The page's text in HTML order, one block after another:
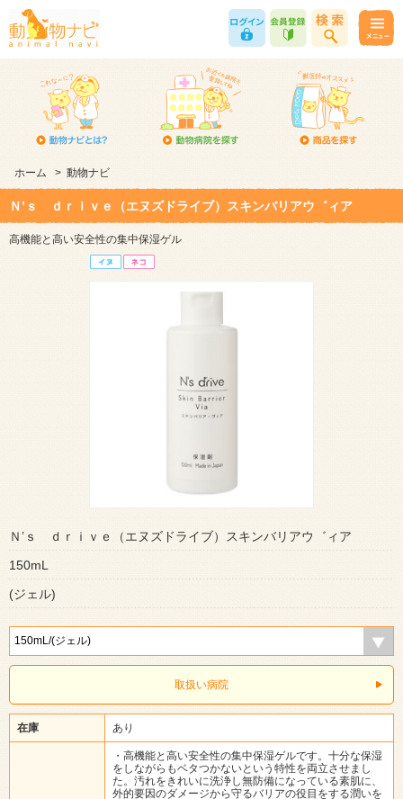
ホーム > 動物ナビ
Ｎ’ｓ ｄｒｉｖｅ（エヌズドライブ）スキンバリアウ゛ィア
高機能と高い安全性の集中保湿ゲル
Ｎ’ｓ ｄｒｉｖｅ（エヌズドライブ）スキンバリアウ゛ィア
150mL
(ジェル)
取扱い病院
在庫 あり
・高機能と高い安全性の集中保湿ゲルです。十分な保湿
をしながらもベタつかないという特性を両立させまし
た。汚れをきれいに洗浄し無防備になっている素肌に、
外的要因のダメージから守るバリアの役目をする潤いを